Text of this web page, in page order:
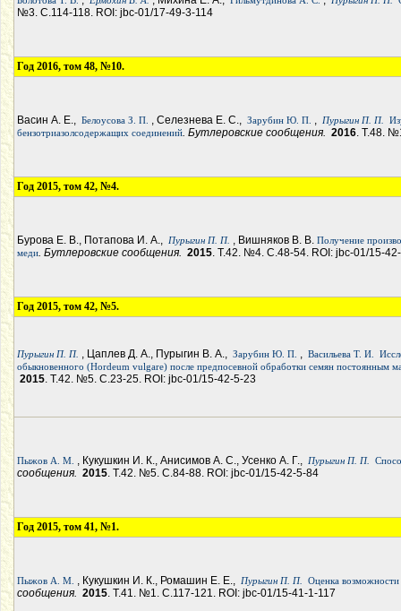
№3. С.114-118. ROI: jbc-01/17-49-3-114
Год 2016, том 48, №10.
Васин А. Е., Белоусова З. П. , Селезнева Е. С., Зарубин Ю. П. , Пурыгин П. П.
бензотриазолсодержащих соединений. Бутлеровские сообщения. 2016. Т.48.
Год 2015, том 42, №4.
Бурова Е. В., Потапова И. А., Пурыгин П. П. , Вишняков В. В. Получение
меди. Бутлеровские сообщения. 2015. Т.42. №4. С.48-54. ROI: jbc-01/15-
Год 2015, том 42, №5.
Пурыгин П. П. , Цаплев Д. А., Пурыгин В. А., Зарубин Ю. П. , Васильева Т. И.
обыкновенного (Hordeum vulgare) после предпосевной обработки семян постоянным
2015. Т.42. №5. С.23-25. ROI: jbc-01/15-42-5-23
Пыжов А. М. , Кукушкин И. К., Анисимов А. С., Усенко А. Г., Пурыгин П. П.
сообщения. 2015. Т.42. №5. С.84-88. ROI: jbc-01/15-42-5-84
Год 2015, том 41, №1.
Пыжов А. М. , Кукушкин И. К., Ромашин Е. Е., Пурыгин П. П. Оценка возможности
сообщения. 2015. Т.41. №1. С.117-121. ROI: jbc-01/15-41-1-117